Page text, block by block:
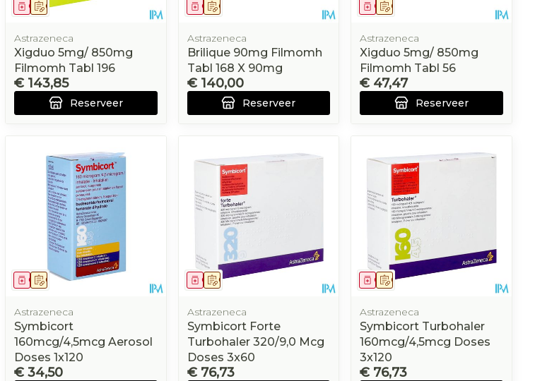
Op voorschrift
Geneesmiddel
Astrazeneca
Xigduo 5mg/ 850mg
Filmomh Tabl 196
€ 143,85
Reserveer
Op voorschrift
Geneesmiddel
Astrazeneca
Brilique 90mg Filmomh
Tabl 168 X 90mg
€ 140,00
Reserveer
Op voorschrift
Geneesmiddel
Astrazeneca
Xigduo 5mg/ 850mg
Filmomh Tabl 56
€ 47,47
Reserveer
Op voorschrift
Geneesmiddel
Astrazeneca
Symbicort
160mcg/4,5mcg Aerosol
Doses 1x120
€ 34,50
Op voorschrift
Geneesmiddel
Astrazeneca
Symbicort Forte
Turbohaler 320/9,0 Mcg
Doses 3x60
€ 76,73
Op voorschrift
Geneesmiddel
Astrazeneca
Symbicort Turbohaler
160mcg/4,5mcg Doses
3x120
€ 76,73